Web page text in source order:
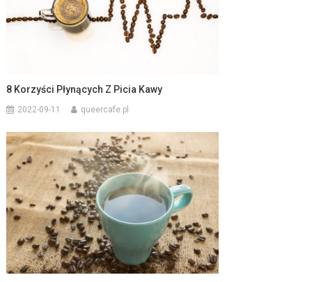
8 Korzyści Płynących Z Picia Kawy
2022-09-11 queercafe.pl